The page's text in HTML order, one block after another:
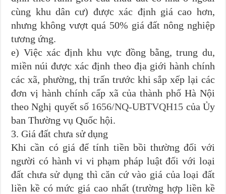
cùng khu dân cư) được xác định giá cao hơn,
nhưng không vượt quá 50% giá đất nông nghiệp
tương ứng.
e) Việc xác định khu vực đồng bằng, trung du,
miền núi được xác định theo địa giới hành chính
các xã, phường, thị trấn trước khi sắp xếp lại các
đơn vị hành chính cấp xã của thành phố Hà Nội
theo Nghị quyết số 1656/NQ-UBTVQH15 của Ủy
ban Thường vụ Quốc hội.
3. Giá đất chưa sử dụng
Khi cần có giá để tính tiền bồi thường đối với
người có hành vi vi phạm pháp luật đối với loại
đất chưa sử dụng thì căn cứ vào giá của loại đất
liền kề có mức giá cao nhất (trường hợp liền kề